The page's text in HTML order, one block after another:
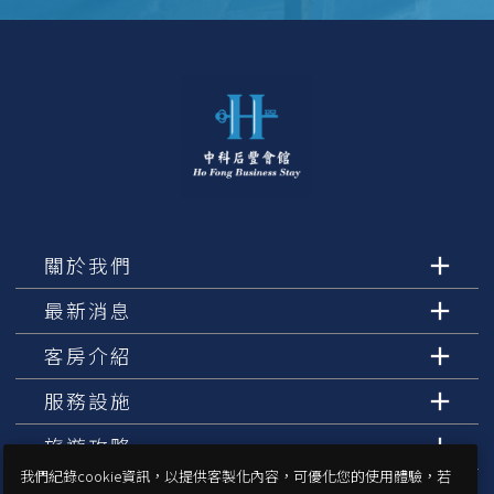
關於我們
最新消息
客房介紹
服務設施
旅遊攻略
我們紀錄cookie資訊，以提供客製化內容，可優化您的使用體驗，若